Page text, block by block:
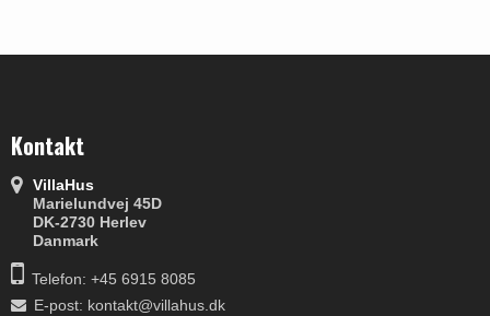
Kontakt
VillaHus
Marielundvej 45D
DK-2730 Herlev
Danmark
Telefon: +45 6915 8085
E-post: kontakt@villahus.dk